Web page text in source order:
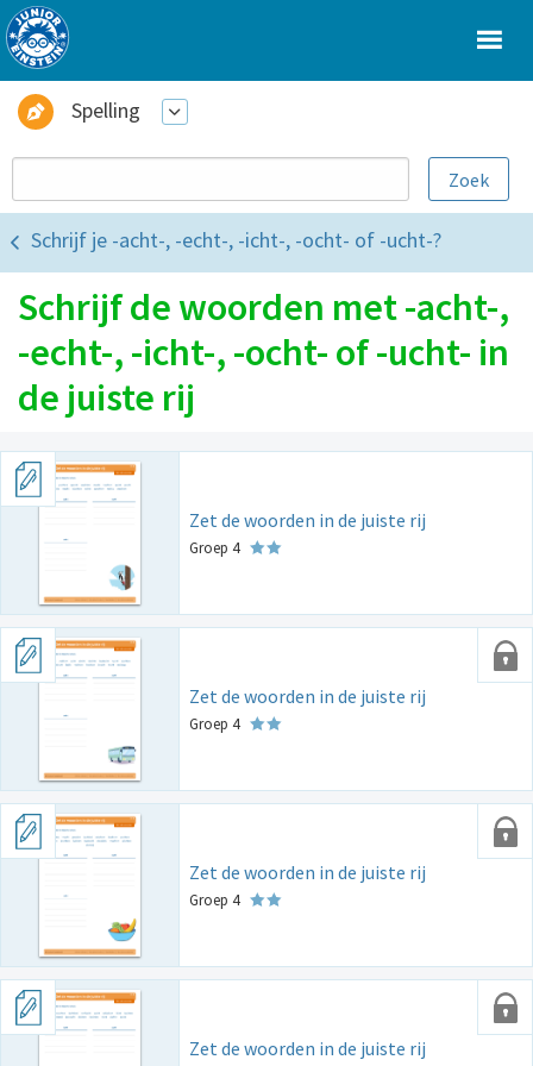
Spelling
Schrijf je -acht-, -echt-, -icht-, -ocht- of -ucht-?
Schrijf de woorden met -acht-,
-echt-, -icht-, -ocht- of -ucht- in
de juiste rij
Zet de woorden in de juiste rij
Groep 4
Zet de woorden in de juiste rij
Groep 4
Zet de woorden in de juiste rij
Groep 4
Zet de woorden in de juiste rij